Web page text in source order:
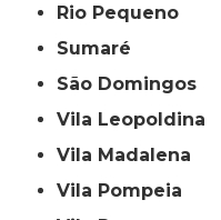
Rio Pequeno
Sumaré
São Domingos
Vila Leopoldina
Vila Madalena
Vila Pompeia